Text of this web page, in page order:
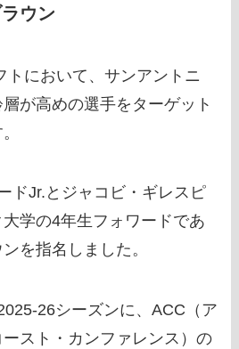
ウン
トにおいて、サンアントニ
が高めの選手をターゲット
ドJr.とジャコビ・ギレスピ
学の4年生フォワードであ
を指名しました。
26シーズンに、ACC（ア
ースト・カンファレンス）の